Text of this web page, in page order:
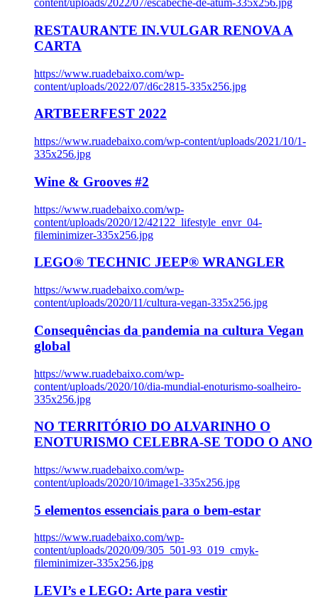
content/uploads/2022/07/escabeche-de-atum-335x256.jpg
RESTAURANTE IN.VULGAR RENOVA A
CARTA
https://www.ruadebaixo.com/wp-
content/uploads/2022/07/d6c2815-335x256.jpg
ARTBEERFEST 2022
https://www.ruadebaixo.com/wp-content/uploads/2021/10/1-
335x256.jpg
Wine & Grooves #2
https://www.ruadebaixo.com/wp-
content/uploads/2020/12/42122_lifestyle_envr_04-
fileminimizer-335x256.jpg
LEGO® TECHNIC JEEP® WRANGLER
https://www.ruadebaixo.com/wp-
content/uploads/2020/11/cultura-vegan-335x256.jpg
Consequências da pandemia na cultura Vegan
global
https://www.ruadebaixo.com/wp-
content/uploads/2020/10/dia-mundial-enoturismo-soalheiro-
335x256.jpg
NO TERRITÓRIO DO ALVARINHO O
ENOTURISMO CELEBRA-SE TODO O ANO
https://www.ruadebaixo.com/wp-
content/uploads/2020/10/image1-335x256.jpg
5 elementos essenciais para o bem-estar
https://www.ruadebaixo.com/wp-
content/uploads/2020/09/305_501-93_019_cmyk-
fileminimizer-335x256.jpg
LEVI’s e LEGO: Arte para vestir